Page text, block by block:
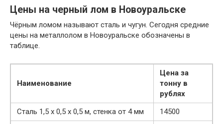
Цены на черный лом в Новоуральске
Чёрным ломом называют сталь и чугун. Сегодня средние
цены на металлолом в Новоуральске обозначены в
таблице.
Наименование
Цена за
тонну в
рублях
Сталь 1,5 х 0,5 х 0,5 м, стенка от 4 мм
14500